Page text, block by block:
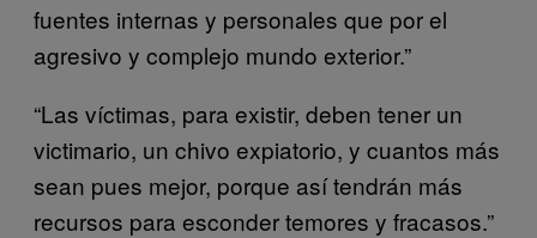
fuentes internas y personales que por el
agresivo y complejo mundo exterior.”
“Las víctimas, para existir, deben tener un
victimario, un chivo expiatorio, y cuantos más
sean pues mejor, porque así tendrán más
recursos para esconder temores y fracasos.”